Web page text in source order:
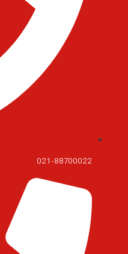
021-88700022